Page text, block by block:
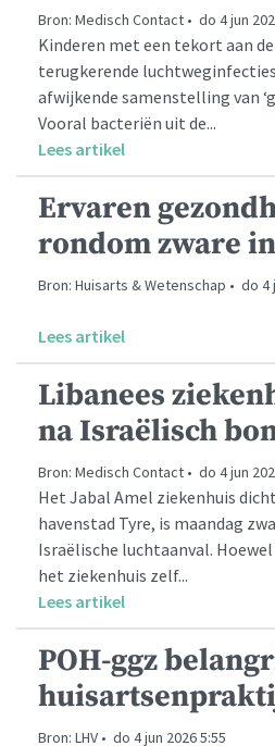
Bron: Medisch Contact • do 4 jun
Kinderen met een tekort aan
terugkerende
afwijkende samenstelling van
Vooral bacteriën uit de...
Lees artikel
Ervaren
rondom zware
Bron: Huisarts & Wetenschap • do 4
Lees artikel
Libanees
na Israëlisch
Bron: Medisch Contact • do 4 jun
Het Jabal Amel ziekenhuis
havenstad Tyre, is maandag
Israëlische luchtaanval.
het ziekenhuis zelf...
Lees artikel
POH-ggz
Bron: LHV • do 4 jun 2026 5:55